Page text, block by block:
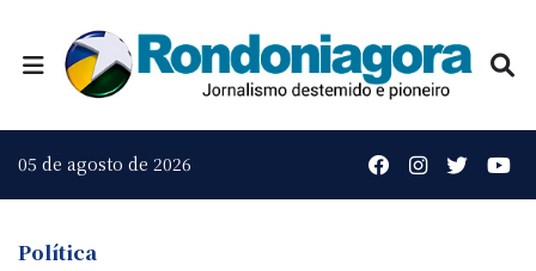
05 de agosto de 2026
Política